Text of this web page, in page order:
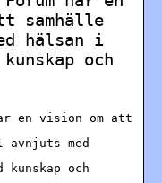
samhälle
hälsan i
och
en vision om att
avnjuts med
och